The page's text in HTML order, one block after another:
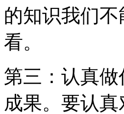
的知识我们
看。
第三：认真
成果。要认